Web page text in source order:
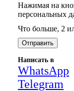
Нажимая на
персональных
Что больше, 2
Написать в
WhatsApp
Telegram